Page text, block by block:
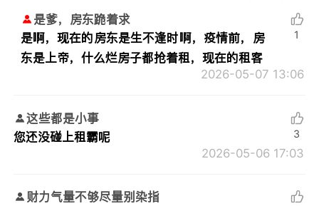
是爹，房东跪着求
是啊，现在的房东是生不逢时啊，疫情前，房
东是上帝，什么烂房子都抢着租，现在的租客
2026-05-07 13:06
1
这些都是小事
您还没碰上租霸呢
2026-05-06 17:03
3
财力气量不够尽量别染指